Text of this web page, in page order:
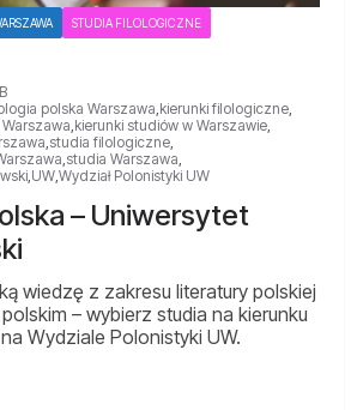
STUDIA FILOLOGICZNE
polska Warszawa,kierunki filologiczne,
,kierunki studiów w Warszawie,
,studia filologiczne,
,studia Warszawa,
,UW,Wydział Polonistyki UW
– Uniwersytet
wiedzę z zakresu literatury polskiej
– wybierz studia na kierunku
Wydziale Polonistyki UW.